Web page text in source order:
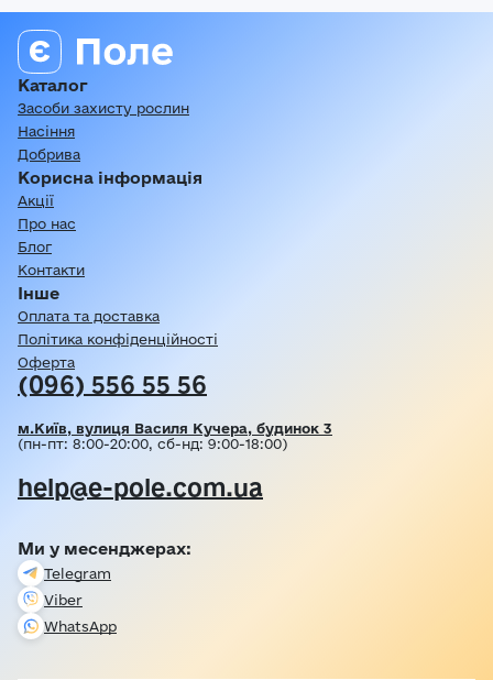
Каталог
Засоби захисту рослин
Насіння
Добрива
Корисна інформація
Акції
Про нас
Блог
Контакти
Інше
Оплата та доставка
Політика конфіденційності
Оферта
(096) 556 55 56
м.Київ, вулиця Василя Кучера, будинок 3
(пн-пт: 8:00-20:00, сб-нд: 9:00-18:00)
help@e-pole.com.ua
Ми у месенджерах:
Telegram
Viber
WhatsApp